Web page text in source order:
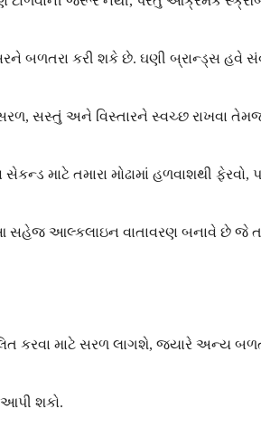
કરી શકે છે. ઘણી બ્રાન્ડ્સ હવે
સરળ, સસ્તું અને વિસ્તારને સ્વચ્છ રાખવા
માટે તમારા મોઢામાં હળવાશથી
આલ્કલાઇન વાતાવરણ બનાવે છે જે
કરવા માટે સરળ લાગશે, જ્યારે અન્ય
શકો.